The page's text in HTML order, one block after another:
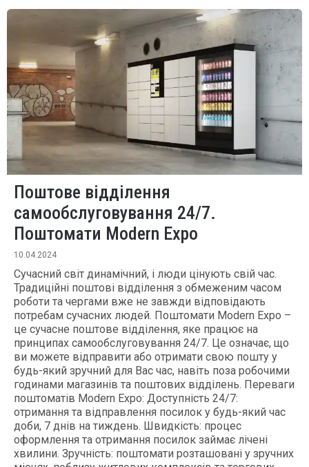
Поштове відділення
самообслуговування 24/7.
Поштомати Modern Expo
10.04.2024
Сучасний світ динамічний, і люди цінують свій час.
Традиційні поштові відділення з обмеженим часом
роботи та чергами вже не завжди відповідають
потребам сучасних людей. Поштомати Modern Expo –
це сучасне поштове відділення, яке працює на
принципах самообслуговування 24/7. Це означає, що
ви можете відправити або отримати свою пошту у
будь-який зручний для Вас час, навіть поза робочими
годинами магазинів та поштових відділень. Переваги
поштоматів Modern Expo: Доступність 24/7:
отримання та відправлення посилок у будь-який час
доби, 7 днів на тиждень. Швидкість: процес
оформлення та отримання посилок займає лічені
хвилини. Зручність: поштомати розташовані у зручних